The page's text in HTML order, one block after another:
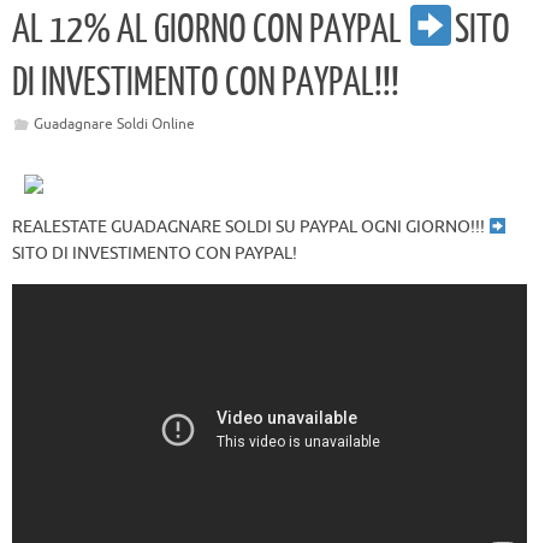
AL 12% AL GIORNO CON PAYPAL
SITO
DI INVESTIMENTO CON PAYPAL!!!
Guadagnare Soldi Online
REALESTATE GUADAGNARE SOLDI SU PAYPAL OGNI GIORNO!!!
SITO DI INVESTIMENTO CON PAYPAL!